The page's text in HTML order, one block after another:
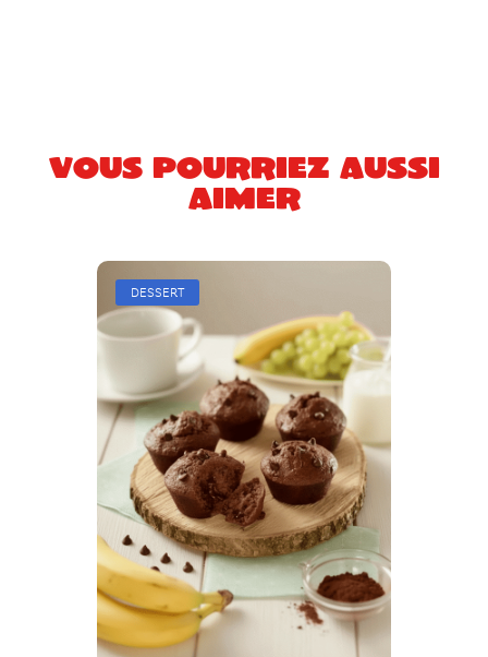
Vous pourriez aussi
aimer
DESSERT